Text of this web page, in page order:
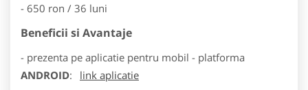
- 650 ron / 36 luni
Beneficii si Avantaje
- prezenta pe aplicatie pentru mobil - platforma
ANDROID:
link aplicatie